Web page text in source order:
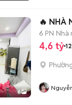
6
🔥 NHÀ
6 PN Nhà
4,6 tỷ